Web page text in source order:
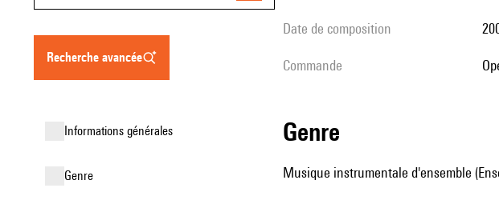
recherche avancée
informations générales
genre
date de composition
Commande
genre
Musique instrumentale d'ensemble